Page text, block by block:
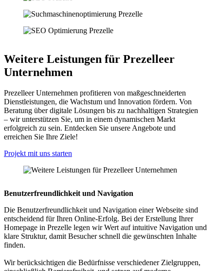
Weitere Leistungen für Prezelleer
Unternehmen
Prezelleer Unternehmen profitieren von maßgeschneiderten
Dienstleistungen, die Wachstum und Innovation fördern. Von
Beratung über digitale Lösungen bis zu nachhaltigen Strategien
– wir unterstützen Sie, um in einem dynamischen Markt
erfolgreich zu sein. Entdecken Sie unsere Angebote und
erreichen Sie Ihre Ziele!
Projekt mit uns starten
Benutzerfreundlichkeit und Navigation
Die Benutzerfreundlichkeit und Navigation einer Webseite sind
entscheidend für Ihren Online-Erfolg. Bei der Erstellung Ihrer
Homepage in Prezelle legen wir Wert auf intuitive Navigation und
klare Struktur, damit Besucher schnell die gewünschten Inhalte
finden.
Wir berücksichtigen die Bedürfnisse verschiedener Zielgruppen,